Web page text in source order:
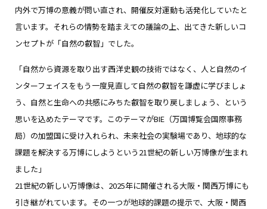
内外で万博の意義が問い直され、開催反対運動も活発化していたと
言います。それらの情勢を踏まえての議論の上、出てきた新しいコ
ンセプトが「自然の叡智」でした。
「自然から資源を取り出す西洋史観の技術ではなく、人と自然のイ
ンターフェイスをもう一度見直して自然の叡智を謙虚に学びましょ
う、自然と生命への共感にみちた叡智を取り戻しましょう、という
思いを込めたテーマです。このテーマがBIE（万国博覧会国際事務
局）の加盟国に受け入れられ、未来社会の実験場であり、地球的な
課題を解決する万博にしようという21世紀の新しい万博像が生まれ
ました」
21世紀の新しい万博像は、2025年に開催される大阪・関西万博にも
引き継がれています。その一つが地球的課題の提示で、大阪・関西